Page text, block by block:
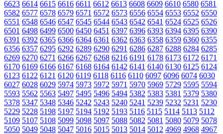
6623 6614 6615 6616 6611 6612 6613 6608 6609 6610 6580 6581
6582 6577 6578 6579 6571 6572 6573 6556 6554 6553 6552 6550
6551 6548 6546 6547 6545 6544 6543 6542 6541 6524 6525 6526
6501 6498 6499 6500 6450 6451 6397 6396 6393 6394 6395 6390
6391 6392 6365 6366 6364 6361 6362 6363 6358 6359 6360 6355
6356 6357 6295 6292 6289 6290 6291 6286 6287 6288 6284 6285
6269 6270 6271 6266 6267 6268 6216 6191 6178 6173 6172 6171
6170 6169 6166 6167 6168 6164 6142 6141 6140 6130 6125 6124
6123 6122 6121 6120 6119 6118 6116 6110 6097 6096 6074 6030
6027 6028 6029 5974 5973 5972 5971 5970 5969 5729 5595 5594
5593 5562 5563 5497 5495 5496 5494 5382 5383 5381 5379 5380
5378 5347 5348 5346 5242 5243 5240 5241 5239 5232 5231 5230
5229 5228 5198 5197 5194 5192 5193 5116 5115 5114 5113 5112
5109 5107 5108 5099 5098 5097 5088 5082 5081 5080 5079 5078
5050 5049 5048 5047 5016 5015 5013 5014 5012 4969 4968 4967